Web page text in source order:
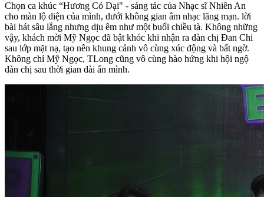
Chọn ca khúc “Hương Cỏ Dại" - sáng tác của Nhạc sĩ Nhiên An
cho màn lộ diện của mình, dưới không gian âm nhạc lãng mạn. lời
bài hát sâu lắng nhưng dịu êm như một buổi chiều tà. Không những
vậy, khách mời Mỹ Ngọc đã bật khóc khi nhận ra đàn chị Đan Chi
sau lớp mặt nạ, tạo nên khung cảnh vô cùng xúc động và bất ngờ.
Không chỉ Mỹ Ngọc, TLong cũng vô cùng hào hứng khi hội ngộ
đàn chị sau thời gian dài ẩn mình.